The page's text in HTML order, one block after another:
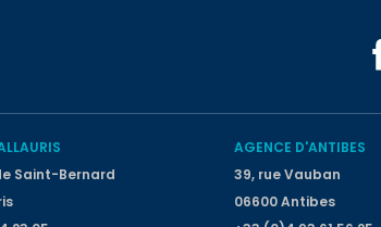
Saint-Bernard
AGENCE D'ANTIBES
39, rue Vauban
06600 Antibes